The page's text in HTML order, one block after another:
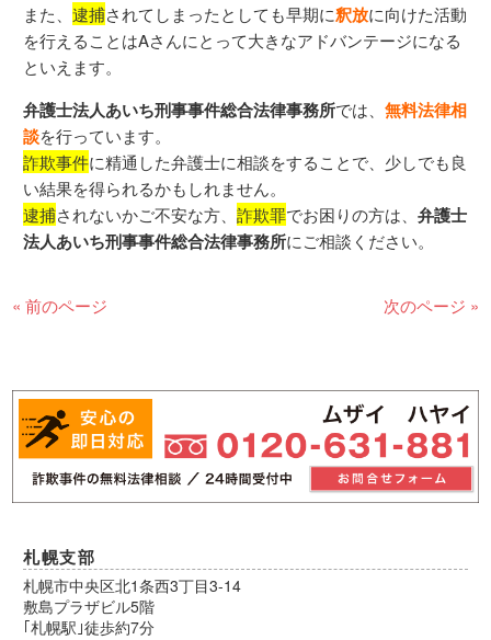
また、逮捕されてしまったとしても早期に釈放に向けた活動
を行えることはAさんにとって大きなアドバンテージになる
といえます。
弁護士法人あいち刑事事件総合法律事務所では、無料法律相
談を行っています。
詐欺事件に精通した弁護士に相談をすることで、少しでも良
い結果を得られるかもしれません。
逮捕されないかご不安な方、詐欺罪でお困りの方は、弁護士
法人あいち刑事事件総合法律事務所にご相談ください。
« 前のページ 次のページ »
札幌支部
札幌市中央区北1条西3丁目3-14
敷島プラザビル5階
｢札幌駅｣徒歩約7分